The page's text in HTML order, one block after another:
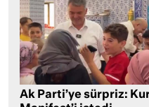
Ak Parti’ye sürpriz: